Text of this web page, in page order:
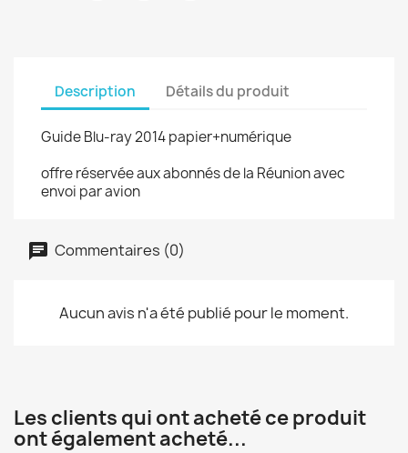
Description Détails du produit
Guide Blu-ray 2014 papier+numérique
offre réservée aux abonnés de la Réunion avec
envoi par avion
Commentaires (0)
Aucun avis n'a été publié pour le moment.
Les clients qui ont acheté ce produit
ont également acheté...